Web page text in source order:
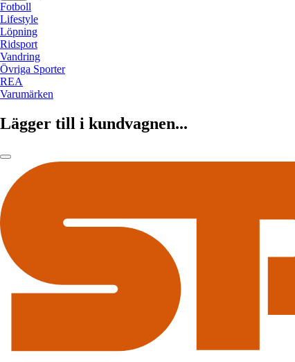
Fotboll
Lifestyle
Löpning
Ridsport
Vandring
Övriga Sporter
REA
Varumärken
Lägger till i kundvagnen...